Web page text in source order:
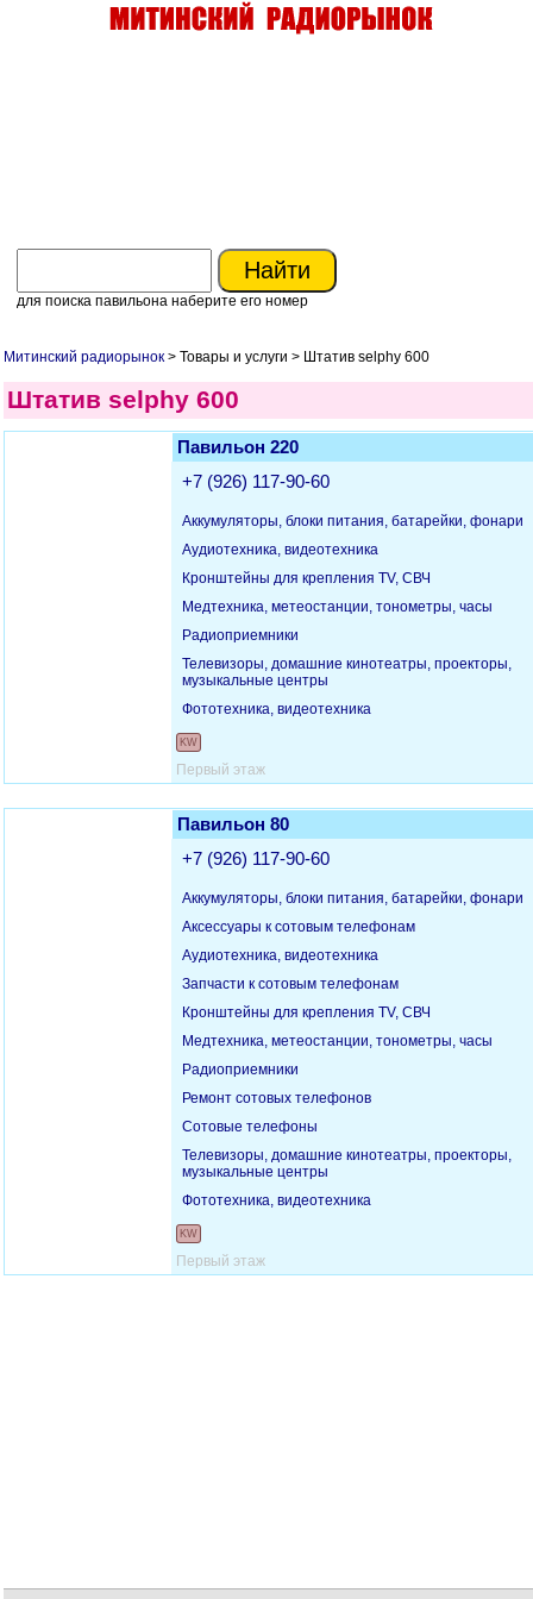
для поиска павильона наберите его номер
Митинский радиорынок > Товары и услуги > Штатив selphy 600
Штатив selphy 600
Павильон 220
+7 (926) 117-90-60
Аккумуляторы, блоки питания, батарейки, фонари
Аудиотехника, видеотехника
Кронштейны для крепления TV, СВЧ
Медтехника, метеостанции, тонометры, часы
Радиоприемники
Телевизоры, домашние кинотеатры, проекторы,
музыкальные центры
Фототехника, видеотехника
KW
Первый этаж
Павильон 80
+7 (926) 117-90-60
Аккумуляторы, блоки питания, батарейки, фонари
Аксессуары к сотовым телефонам
Аудиотехника, видеотехника
Запчасти к сотовым телефонам
Кронштейны для крепления TV, СВЧ
Медтехника, метеостанции, тонометры, часы
Радиоприемники
Ремонт сотовых телефонов
Сотовые телефоны
Телевизоры, домашние кинотеатры, проекторы,
музыкальные центры
Фототехника, видеотехника
KW
Первый этаж